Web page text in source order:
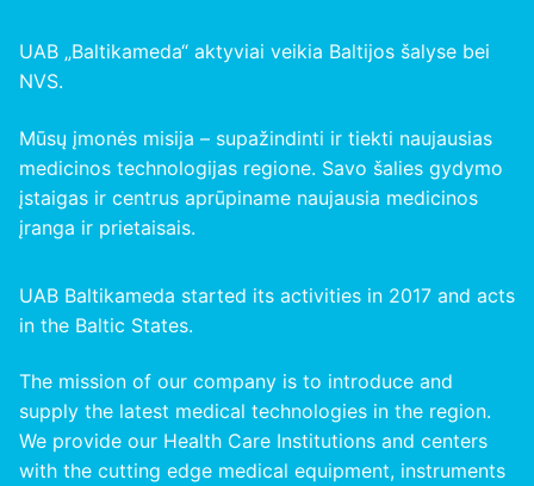
UAB „Baltikameda“ aktyviai veikia Baltijos šalyse bei
NVS.
Mūsų įmonės misija – supažindinti ir tiekti naujausias
medicinos technologijas regione. Savo šalies gydymo
įstaigas ir centrus aprūpiname naujausia medicinos
įranga ir prietaisais.
UAB Baltikameda started its activities in 2017 and acts
in the Baltic States.
The mission of our company is to introduce and
supply the latest medical technologies in the region.
We provide our Health Care Institutions and centers
with the cutting edge medical equipment, instruments